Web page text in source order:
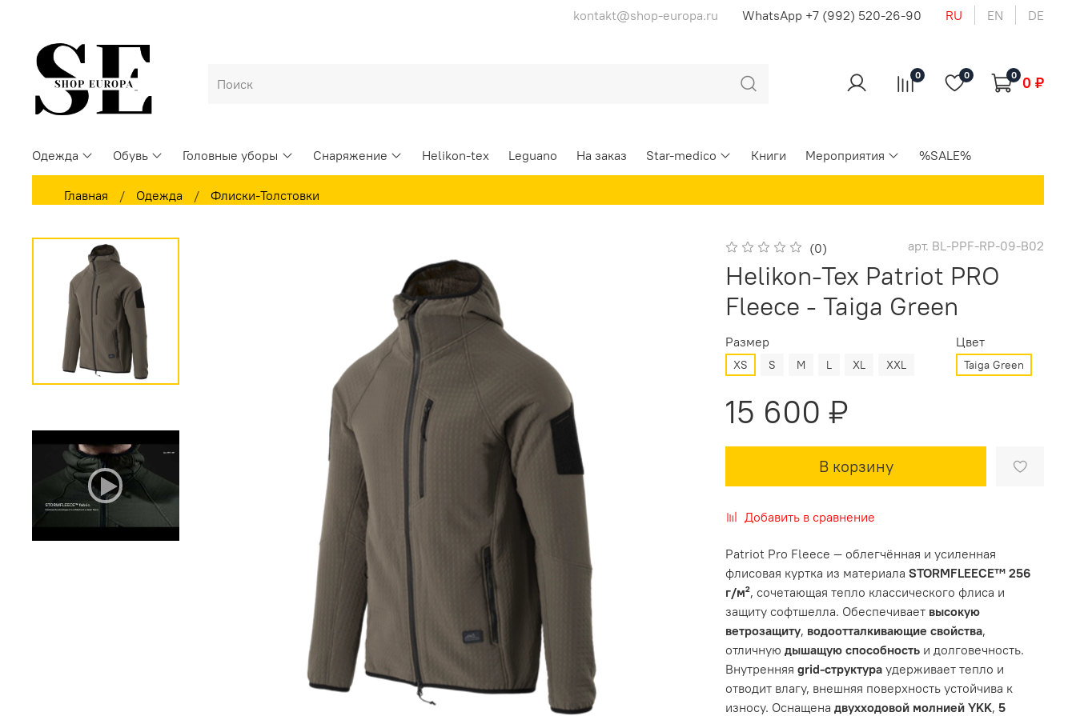
kontakt@shop-europa.ru WhatsApp +7 (992) 520-26-90 RU EN DE
0 0 0 0 ₽
Одежда Обувь Головные уборы Снаряжение Helikon-tex Leguano На заказ Star-medico Книги Мероприятия %SALE%
Главная Одежда Флиски-Толстовки
(0) арт. BL-PPF-RP-09-B02
Helikon-Tex Patriot PRO
Fleece - Taiga Green
Размер
XS S M L XL XXL
Цвет
Taiga Green
15 600 ₽
В корзину
Добавить в сравнение
Patriot Pro Fleece — облегчённая и усиленная
флисовая куртка из материалаSTORMFLEECE™ 256
г/м², сочетающая тепло классического флиса и
защиту софтшелла. Обеспечивает высокую
ветрозащиту, водоотталкивающие свойства,
отличнуюдышащую способность и долговечность.
Внутренняяgrid-структура удерживает тепло и
отводит влагу, внешняя поверхность устойчива к
износу. Оснащенадвухходовой молнией YKK,5